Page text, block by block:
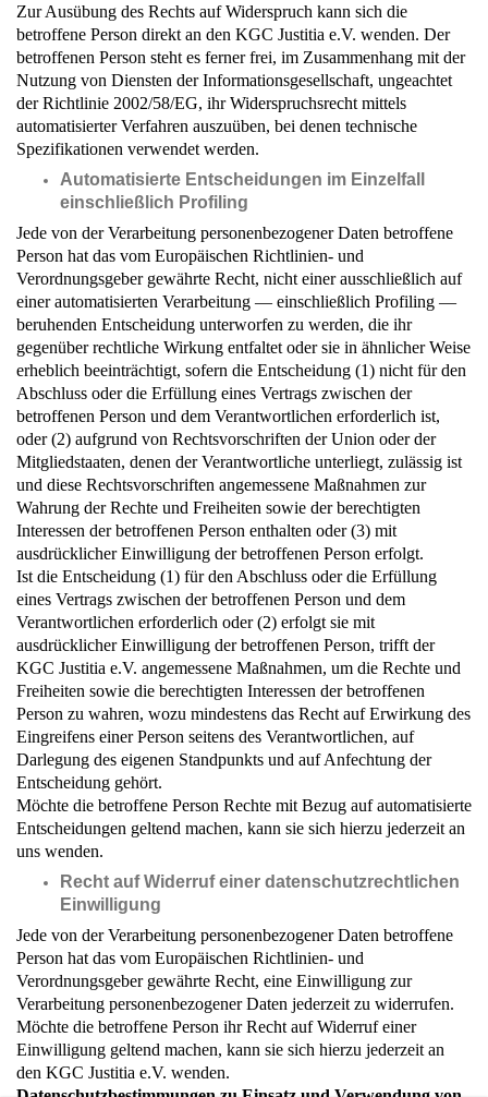
Zur Ausübung des Rechts auf Widerspruch kann sich die
betroffene Person direkt an den KGC Justitia e.V. wenden. Der
betroffenen Person steht es ferner frei, im Zusammenhang mit der
Nutzung von Diensten der Informationsgesellschaft, ungeachtet
der Richtlinie 2002/58/EG, ihr Widerspruchsrecht mittels
automatisierter Verfahren auszuüben, bei denen technische
Spezifikationen verwendet werden.
Automatisierte Entscheidungen im Einzelfall
einschließlich Profiling
Jede von der Verarbeitung personenbezogener Daten betroffene
Person hat das vom Europäischen Richtlinien- und
Verordnungsgeber gewährte Recht, nicht einer ausschließlich auf
einer automatisierten Verarbeitung — einschließlich Profiling —
beruhenden Entscheidung unterworfen zu werden, die ihr
gegenüber rechtliche Wirkung entfaltet oder sie in ähnlicher Weise
erheblich beeinträchtigt, sofern die Entscheidung (1) nicht für den
Abschluss oder die Erfüllung eines Vertrags zwischen der
betroffenen Person und dem Verantwortlichen erforderlich ist,
oder (2) aufgrund von Rechtsvorschriften der Union oder der
Mitgliedstaaten, denen der Verantwortliche unterliegt, zulässig ist
und diese Rechtsvorschriften angemessene Maßnahmen zur
Wahrung der Rechte und Freiheiten sowie der berechtigten
Interessen der betroffenen Person enthalten oder (3) mit
ausdrücklicher Einwilligung der betroffenen Person erfolgt.
Ist die Entscheidung (1) für den Abschluss oder die Erfüllung
eines Vertrags zwischen der betroffenen Person und dem
Verantwortlichen erforderlich oder (2) erfolgt sie mit
ausdrücklicher Einwilligung der betroffenen Person, trifft der
KGC Justitia e.V. angemessene Maßnahmen, um die Rechte und
Freiheiten sowie die berechtigten Interessen der betroffenen
Person zu wahren, wozu mindestens das Recht auf Erwirkung des
Eingreifens einer Person seitens des Verantwortlichen, auf
Darlegung des eigenen Standpunkts und auf Anfechtung der
Entscheidung gehört.
Möchte die betroffene Person Rechte mit Bezug auf automatisierte
Entscheidungen geltend machen, kann sie sich hierzu jederzeit an
uns wenden.
Recht auf Widerruf einer datenschutzrechtlichen
Einwilligung
Jede von der Verarbeitung personenbezogener Daten betroffene
Person hat das vom Europäischen Richtlinien- und
Verordnungsgeber gewährte Recht, eine Einwilligung zur
Verarbeitung personenbezogener Daten jederzeit zu widerrufen.
Möchte die betroffene Person ihr Recht auf Widerruf einer
Einwilligung geltend machen, kann sie sich hierzu jederzeit an
den KGC Justitia e.V. wenden.